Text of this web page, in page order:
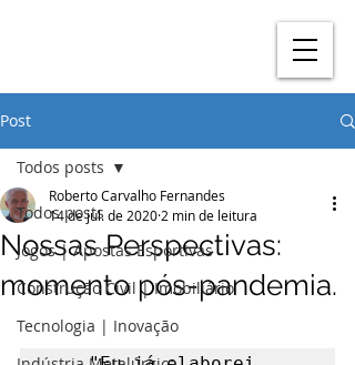
Post
Todos posts
Jogos | Apostas Esportivas
Construção Civil | Imobiliário
Tecnologia | Inovação
Todos posts
Nossas Perspectivas:
momento pós-pandemia.
Roberto Carvalho Fernandes
14 de jul. de 2020 2 min de leitura